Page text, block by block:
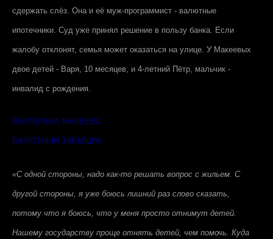
сдержать слёз. Она и её муж-программист - валютные
ипотечники. Суд уже принял решение в пользу банка. Если
жалобу отклонят, семья может оказаться на улице. У Макеевых
двое детей - Варя, 10 месяцев, и 4-летний Пётр, мальчик -
инвалид с рождения.
ЕКАТЕРИНА МАКЕЕВА
ВАЛЮТНЫЙ ЗАЁМЩИК
«С одной стороны, надо как-то решать вопрос с жильем. С
другой стороны, я уже боюсь лишний раз слово сказать,
потому что я боюсь, что у меня просто отнимут детей.
Нашему государству проще отнять детей, чем помочь. Куда